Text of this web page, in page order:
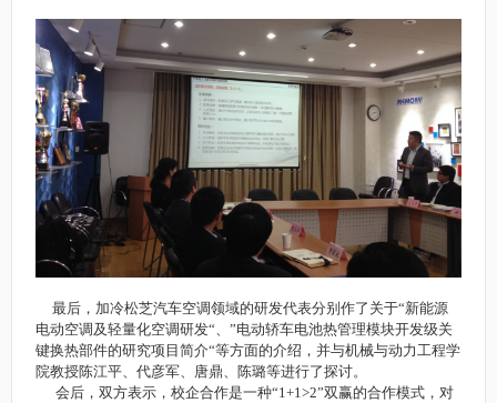
最后，加冷松芝汽车空调领域的研发代表分别作了关于“新能源
电动空调及轻量化空调研发“、”电动轿车电池热管理模块开发级关
键换热部件的研究项目简介“等方面的介绍，并与机械与动力工程学
院教授陈江平、代彦军、唐鼎、陈璐等进行了探讨。
会后，双方表示，校企合作是一种“1+1>2”双赢的合作模式，对